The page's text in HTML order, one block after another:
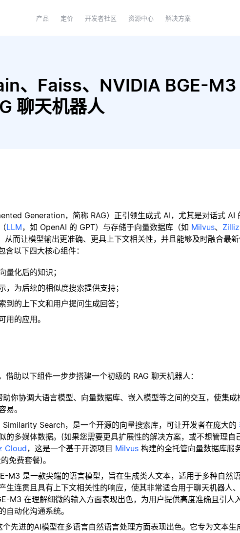
产品 定价 开发者社区 资源中心 解决方案
、Faiss、NVIDIA BGE-
聊天机器人
Generation，简称 RAG）正引领生成式 AI，尤其是对话式 AI
LLM，如 OpenAI 的 GPT）与存储于向量数据库（如 Milvus、 Zilliz
从而让模型输出更准确、更具上下文相关性，并且能够及时融合最
以下四大核心组件：
量化后的知识；
为后续的相似度搜索提供支持；
的上下文和用户提问生成回答；
用的应用。
助以下组件一步步搭建一个初级的 RAG 聊天机器人：
助你协调大语言模型、向量数据库、嵌入模型等之间的交互，使集成
易。
Search，是一个开源的向量搜索库，可让开发者在庞大的
的多媒体数据。(如果您需要更具扩展性的解决方案，或不想管理自
Cloud，这是一个基于开源项目 Milvus 构建的全托管向量数据库服务
免费套餐)。
M3 是一款尖端的语言模型，旨在生成类人文本，适用于多种自然
生连贯且具有上下文相关性的响应，使其非常适合用于聊天机器人
M3 在理解细微的输入方面表现出色，为用户提供高度准确且引人
自动化沟通系统。
个先进的AI模型在多语言自然语言处理方面表现出色。它专为文本生